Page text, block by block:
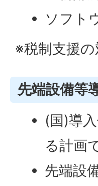
ソフト
※税制支援
先端設備等
(国)導
る計画
先端設